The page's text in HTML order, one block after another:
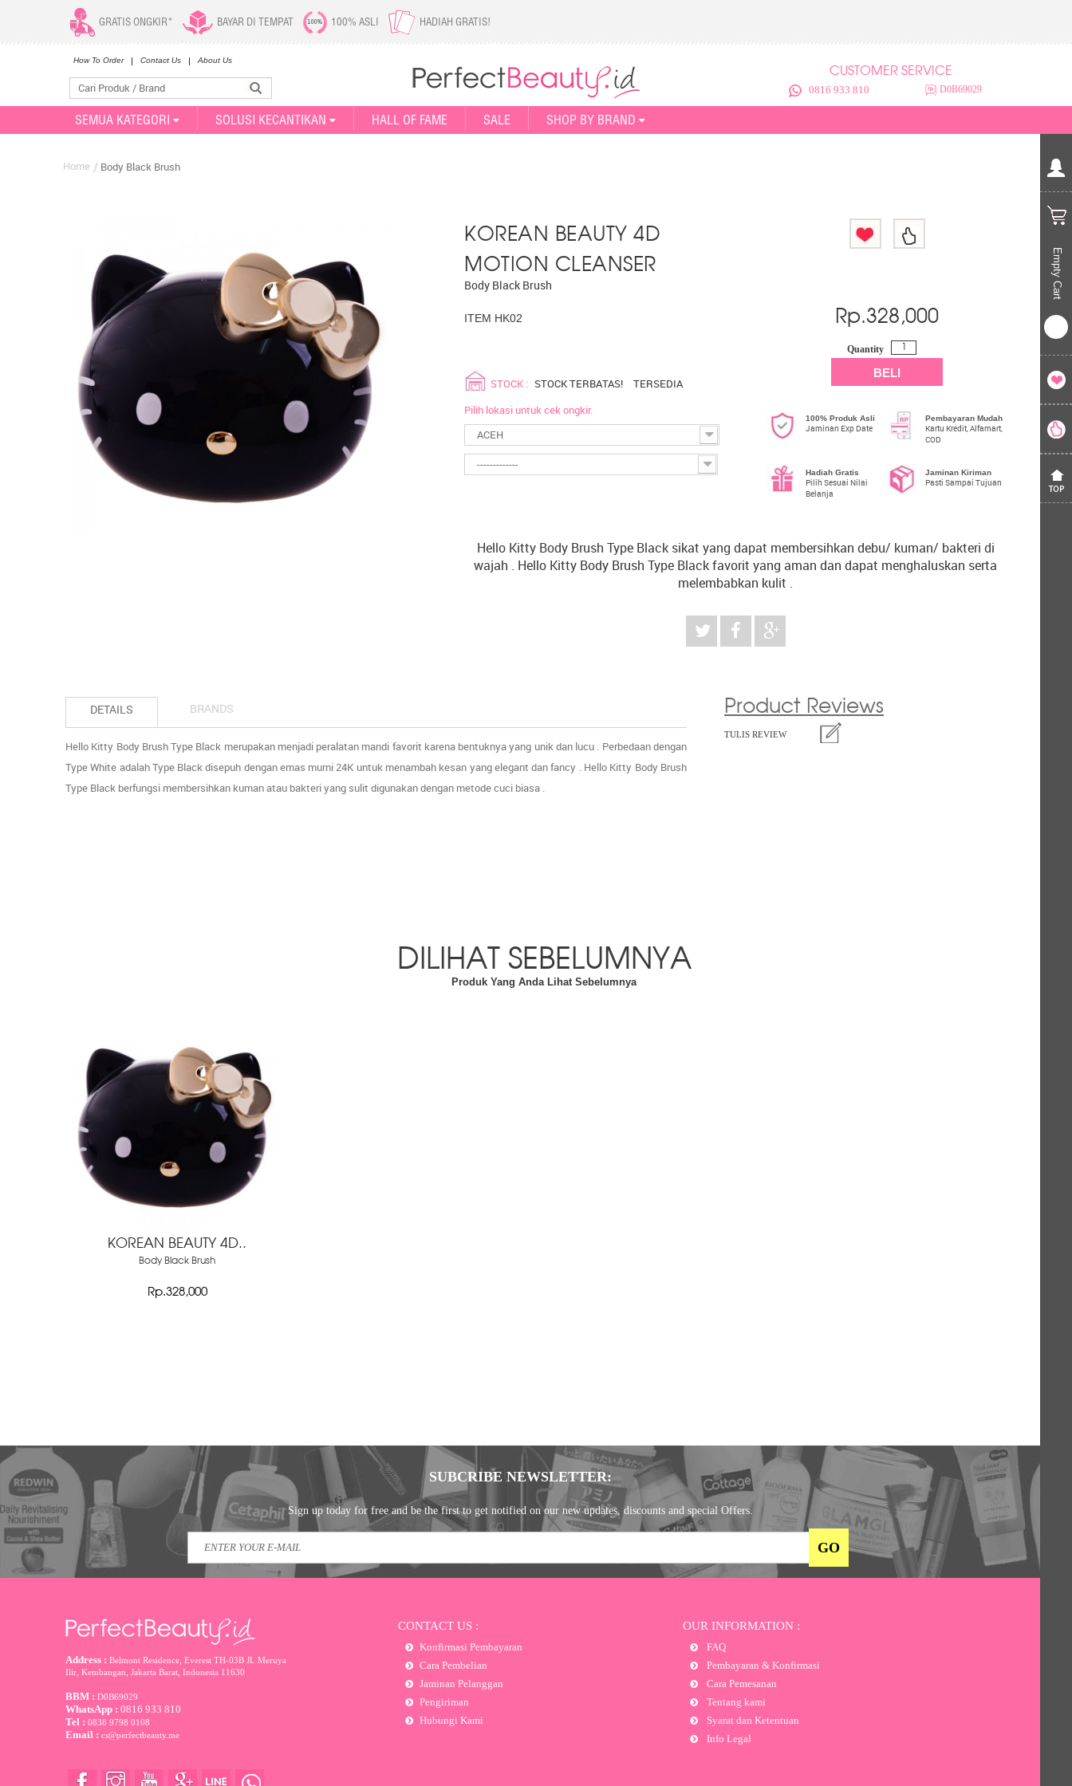
Empty Cart
GRATIS ONGKIR* BAYAR DI TEMPAT 100% ASLI HADIAH GRATIS!
How To Order Contact Us About Us
CUSTOMER SERVICE
0816 933 810 D0B69029
SEMUA KATEGORI SOLUSI KECANTIKAN HALL OF FAME SALE SHOP BY BRAND
Home Body Black Brush
KOREAN BEAUTY 4D
MOTION CLEANSER
Body Black Brush
ITEM HK02
STOCK : STOCK TERBATAS!
TERSEDIA
Pilih lokasi untuk cek ongkir.
ACEH
-------------
Rp.328,000
Quantity
BELI
100% Produk Asli
Jaminan Exp Date
Pembayaran Mudah
Kartu Kredit, Alfamart,
COD
Hadiah Gratis
Pilih Sesuai Nilai
Belanja
Jaminan Kiriman
Pasti Sampai Tujuan
Hello Kitty Body Brush Type Black sikat yang dapat membersihkan debu/ kuman/ bakteri di
wajah . Hello Kitty Body Brush Type Black favorit yang aman dan dapat menghaluskan serta
melembabkan kulit .
Product Reviews
TULIS REVIEW
DETAILS BRANDS
Hello Kitty Body Brush Type Black merupakan menjadi peralatan mandi favorit karena bentuknya yang unik dan lucu . Perbedaan dengan
Type White adalah Type Black disepuh dengan emas murni 24K untuk menambah kesan yang elegant dan fancy . Hello Kitty Body Brush
Type Black berfungsi membersihkan kuman atau bakteri yang sulit digunakan dengan metode cuci biasa .
DILIHAT SEBELUMNYA
Produk Yang Anda Lihat Sebelumnya
KOREAN BEAUTY 4D..
Body Black Brush
Rp.328,000
SUBCRIBE NEWSLETTER:
Sign up today for free and be the first to get notified on our new updates, discounts and special Offers.
Address : Belmont Residence, Everest TH-03B JL Meruya
Ilir, Kembangan, Jakarta Barat Indonesia 11630
BBM : D0B69029
WhatsApp : 0816 933 810
Tel : 0838 9798 0108
Email : cs@perfectbeauty.me
CONTACT US :
Konfirmasi Pembayaran
Cara Pembelian
Jaminan Pelanggan
Pengiriman
Hubungi Kami
OUR INFORMATION :
FAQ
Pembayaran & Konfirmasi
Cara Pemesanan
Tentang kami
Syarat dan Ketentuan
Info Legal